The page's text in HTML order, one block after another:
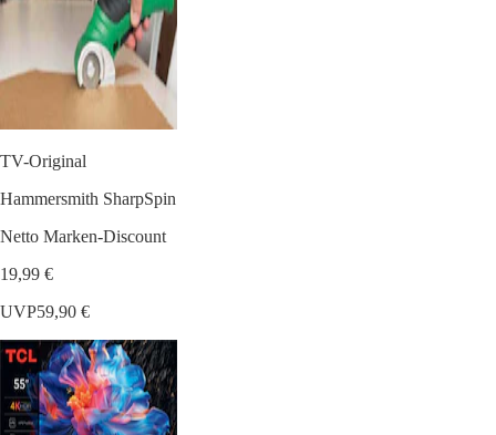
TV-Original
Hammersmith SharpSpin
Netto Marken-Discount
19,99 €
UVP59,90 €